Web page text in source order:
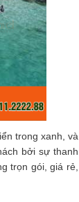
trong xanh, và
bởi sự thanh
trọn gói, giá rẻ,